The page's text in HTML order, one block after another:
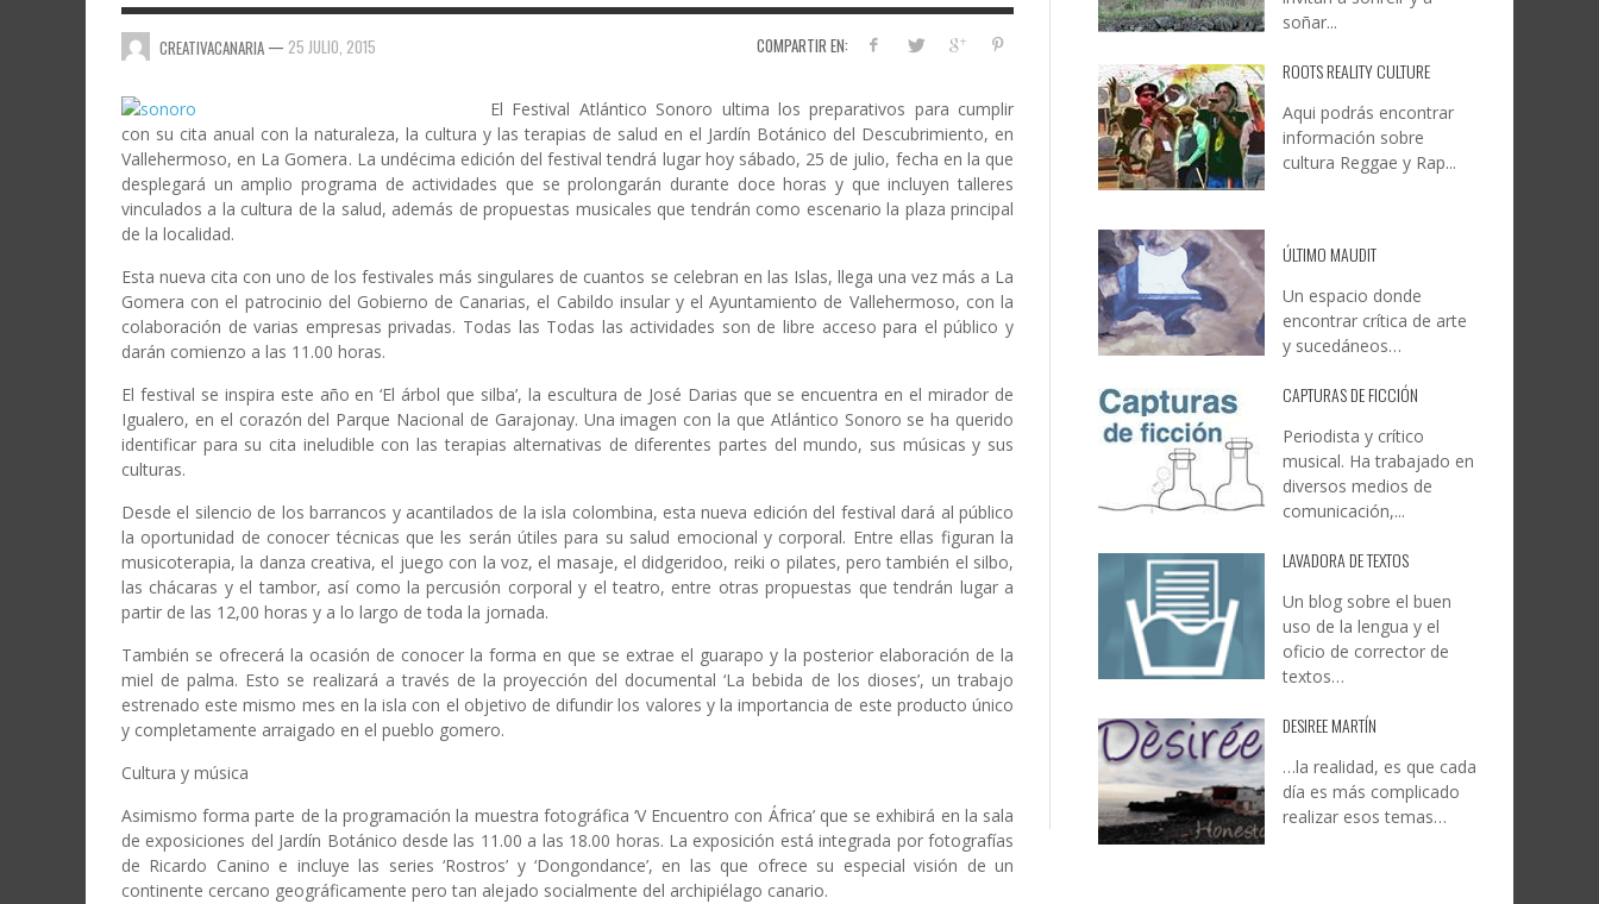
COMPARTIR EN:
CREATIVACANARIA — 25 JULIO, 2015
El Festival Atlántico Sonoro ultima los preparativos para cumplir
con su cita anual con la naturaleza, la cultura y las terapias de salud en el Jardín Botánico del Descubrimiento, en
Vallehermoso, en La Gomera. La undécima edición del festival tendrá lugar hoy sábado, 25 de julio, fecha en la que
desplegará un amplio programa de actividades que se prolongarán durante doce horas y que incluyen talleres
vinculados a la cultura de la salud, además de propuestas musicales que tendrán como escenario la plaza principal
de la localidad.
Esta nueva cita con uno de los festivales más singulares de cuantos se celebran en las Islas, llega una vez más a La
Gomera con el patrocinio del Gobierno de Canarias, el Cabildo insular y el Ayuntamiento de Vallehermoso, con la
colaboración de varias empresas privadas. Todas las Todas las actividades son de libre acceso para el público y
darán comienzo a las 11.00 horas.
El festival se inspira este año en ‘El árbol que silba’, la escultura de José Darias que se encuentra en el mirador de
Igualero, en el corazón del Parque Nacional de Garajonay. Una imagen con la que Atlántico Sonoro se ha querido
identificar para su cita ineludible con las terapias alternativas de diferentes partes del mundo, sus músicas y sus
culturas.
Desde el silencio de los barrancos y acantilados de la isla colombina, esta nueva edición del festival dará al público
la oportunidad de conocer técnicas que les serán útiles para su salud emocional y corporal. Entre ellas figuran la
musicoterapia, la danza creativa, el juego con la voz, el masaje, el didgeridoo, reiki o pilates, pero también el silbo,
las chácaras y el tambor, así como la percusión corporal y el teatro, entre otras propuestas que tendrán lugar a
partir de las 12,00 horas y a lo largo de toda la jornada.
También se ofrecerá la ocasión de conocer la forma en que se extrae el guarapo y la posterior elaboración de la
miel de palma. Esto se realizará a través de la proyección del documental ‘La bebida de los dioses’, un trabajo
estrenado este mismo mes en la isla con el objetivo de difundir los valores y la importancia de este producto único
y completamente arraigado en el pueblo gomero.
Cultura y música
Asimismo forma parte de la programación la muestra fotográfica ‘V Encuentro con África’ que se exhibirá en la sala
de exposiciones del Jardín Botánico desde las 11.00 a las 18.00 horas. La exposición está integrada por fotografías
de Ricardo Canino e incluye las series ‘Rostros’ y ‘Dongondance’, en las que ofrece su especial visión de un
continente cercano geográficamente pero tan alejado socialmente del archipiélago canario.
soñar...
ROOTS REALITY CULTURE
Aqui podrás encontrar
información sobre
cultura Reggae y Rap...
ÚLTIMO MAUDIT
Un espacio donde
encontrar crítica de arte
y sucedáneos…
CAPTURAS DE FICCIÓN
Periodista y crítico
musical. Ha trabajado en
diversos medios de
comunicación,...
LAVADORA DE TEXTOS
Un blog sobre el buen
uso de la lengua y el
oficio de corrector de
textos…
DESIREE MARTÍN
…la realidad, es que cada
día es más complicado
realizar esos temas…